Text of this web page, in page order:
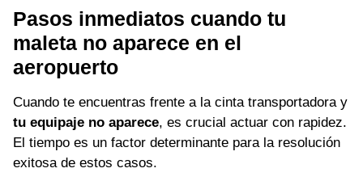
Pasos inmediatos cuando tu
maleta no aparece en el
aeropuerto
Cuando te encuentras frente a la cinta transportadora y
tu equipaje no aparece, es crucial actuar con rapidez.
El tiempo es un factor determinante para la resolución
exitosa de estos casos.